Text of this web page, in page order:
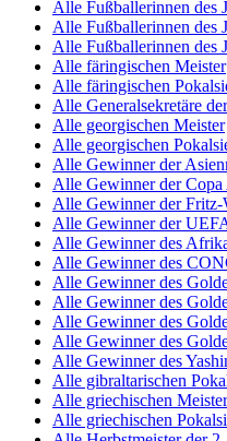
Alle Fußballerinnen des
Alle Fußballerinnen des
Alle Fußballerinnen des
Alle färingischen Meister
Alle färingischen
Alle Generalsekretäre
Alle georgischen Meister
Alle georgischen
Alle Gewinner der
Alle Gewinner der Copa
Alle Gewinner der
Alle Gewinner der
Alle Gewinner des
Alle Gewinner des
Alle Gewinner des
Alle Gewinner des
Alle Gewinner des
Alle Gewinner des
Alle Gewinner des
Alle gibraltarischen
Alle griechischen Meister
Alle griechischen